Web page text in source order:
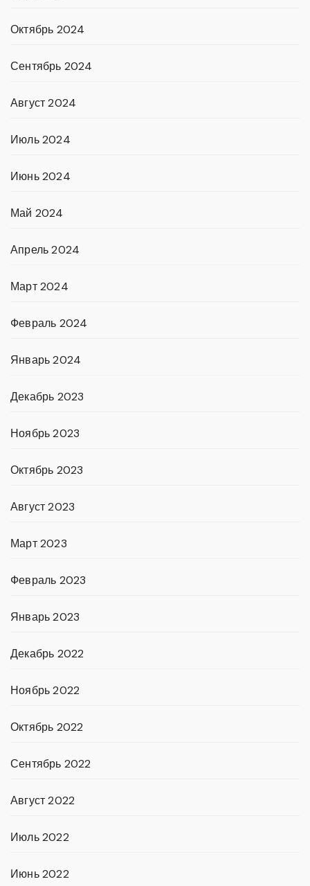
Октябрь 2024
Сентябрь 2024
Август 2024
Июль 2024
Июнь 2024
Май 2024
Апрель 2024
Март 2024
Февраль 2024
Январь 2024
Декабрь 2023
Ноябрь 2023
Октябрь 2023
Август 2023
Март 2023
Февраль 2023
Январь 2023
Декабрь 2022
Ноябрь 2022
Октябрь 2022
Сентябрь 2022
Август 2022
Июль 2022
Июнь 2022